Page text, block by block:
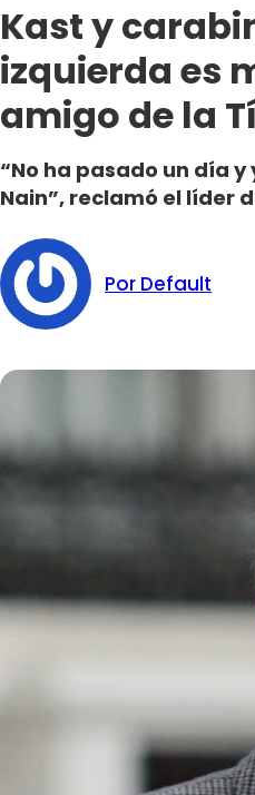
Kast y
izquierda es
amigo de la
“No ha pasado un día
Nain”, reclamó el líder
Por Default